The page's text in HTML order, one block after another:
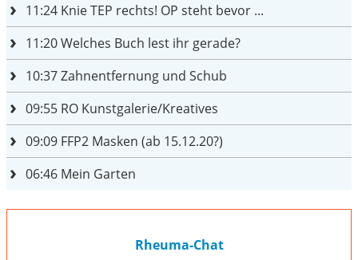
11:24 Knie TEP rechts! OP steht bevor ...
11:20Welches Buch lest ihr gerade?
10:37Zahnentfernung und Schub
09:55 RO Kunstgalerie/Kreatives
09:09 FFP2 Masken (ab 15.12.20?)
06:46 Mein Garten
Rheuma-Chat